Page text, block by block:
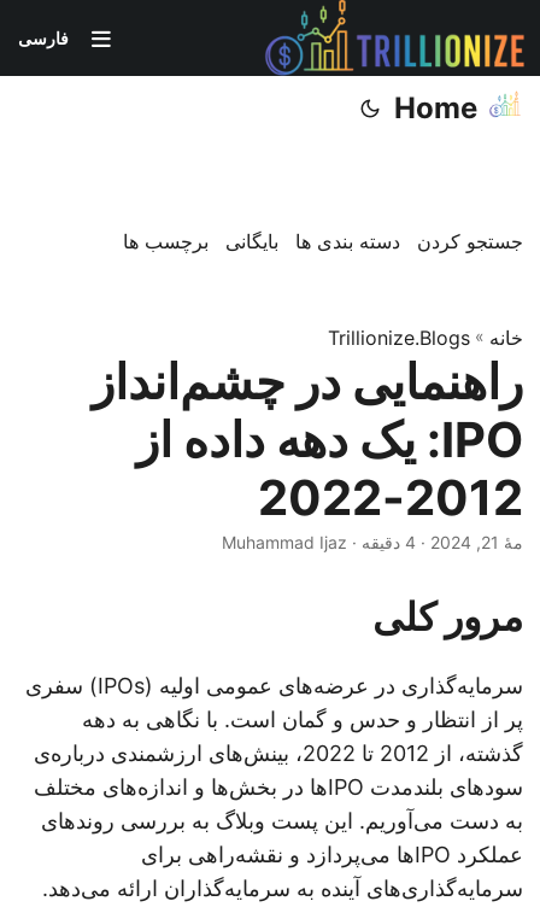
فارسی
Home
جستجو کردن دسته بندی ها بایگانی برچسب ها
خانه »
Trillionize.Blogs
راهنمایی در چشم‌انداز
IPO: یک دهه داده از
2012-2022
مهٔ 21, 2024 · 4 دقیقه · Muhammad Ijaz
مرور کلی
سرمایه‌گذاری در عرضه‌های عمومی اولیه (IPOs) سفری
پر از انتظار و حدس و گمان است. با نگاهی به دهه
گذشته، از 2012 تا 2022، بینش‌های ارزشمندی درباره‌ی
سودهای بلندمدت IPOها در بخش‌ها و اندازه‌های مختلف
به دست می‌آوریم. این پست وبلاگ به بررسی روندهای
عملکرد IPOها می‌پردازد و نقشه‌راهی برای
سرمایه‌گذاری‌های آینده به سرمایه‌گذاران ارائه می‌دهد.